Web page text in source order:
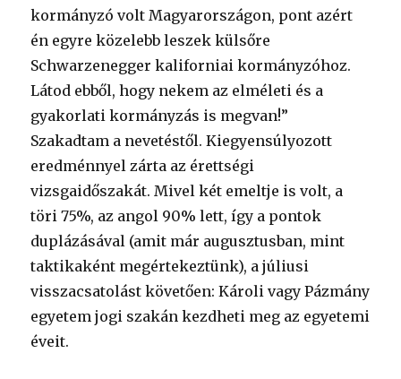
kormányzó volt Magyarországon, pont azért
én egyre közelebb leszek külsőre
Schwarzenegger kaliforniai kormányzóhoz.
Látod ebből, hogy nekem az elméleti és a
gyakorlati kormányzás is megvan!”
Szakadtam a nevetéstől. Kiegyensúlyozott
eredménnyel zárta az érettségi
vizsgaidőszakát. Mivel két emeltje is volt, a
töri 75%, az angol 90% lett, így a pontok
duplázásával (amit már augusztusban, mint
taktikaként megértekeztünk), a júliusi
visszacsatolást követően: Károli vagy Pázmány
egyetem jogi szakán kezdheti meg az egyetemi
éveit.